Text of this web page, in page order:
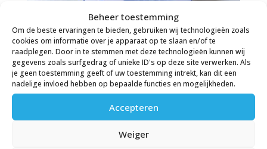
Beheer toestemming
Om de beste ervaringen te bieden, gebruiken wij technologieën zoals
cookies om informatie over je apparaat op te slaan en/of te
raadplegen. Door in te stemmen met deze technologieën kunnen wij
gegevens zoals surfgedrag of unieke ID's op deze site verwerken. Als
je geen toestemming geeft of uw toestemming intrekt, kan dit een
nadelige invloed hebben op bepaalde functies en mogelijkheden.
Accepteren
Weiger